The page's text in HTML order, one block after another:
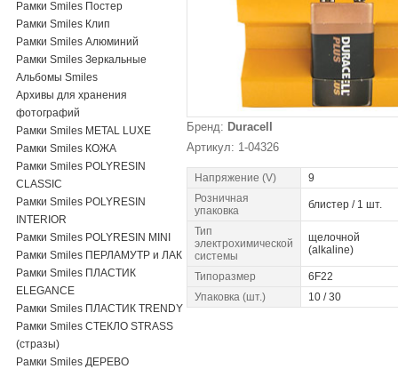
Рамки Smiles Постер
Рамки Smiles Клип
Рамки Smiles Алюминий
Рамки Smiles Зеркальные
Альбомы Smiles
Архивы для хранения
фотографий
Рамки Smiles METAL LUXE
Рамки Smiles КОЖА
Рамки Smiles POLYRESIN
CLASSIC
Рамки Smiles POLYRESIN
INTERIOR
Рамки Smiles POLYRESIN MINI
Рамки Smiles ПЕРЛАМУТР и ЛАК
Рамки Smiles ПЛАСТИК
ELEGANCE
Рамки Smiles ПЛАСТИК TRENDY
Рамки Smiles СТЕКЛО STRASS
(стразы)
Рамки Smiles ДЕРЕВО
Бренд: Duracell
Артикул: 1-04326
Напряжение (V)
9
Розничная
упаковка
блистер / 1 шт.
Тип
электрохимической
системы
щелочной
(alkaline)
Типоразмер
6F22
Упаковка (шт.)
10 / 30